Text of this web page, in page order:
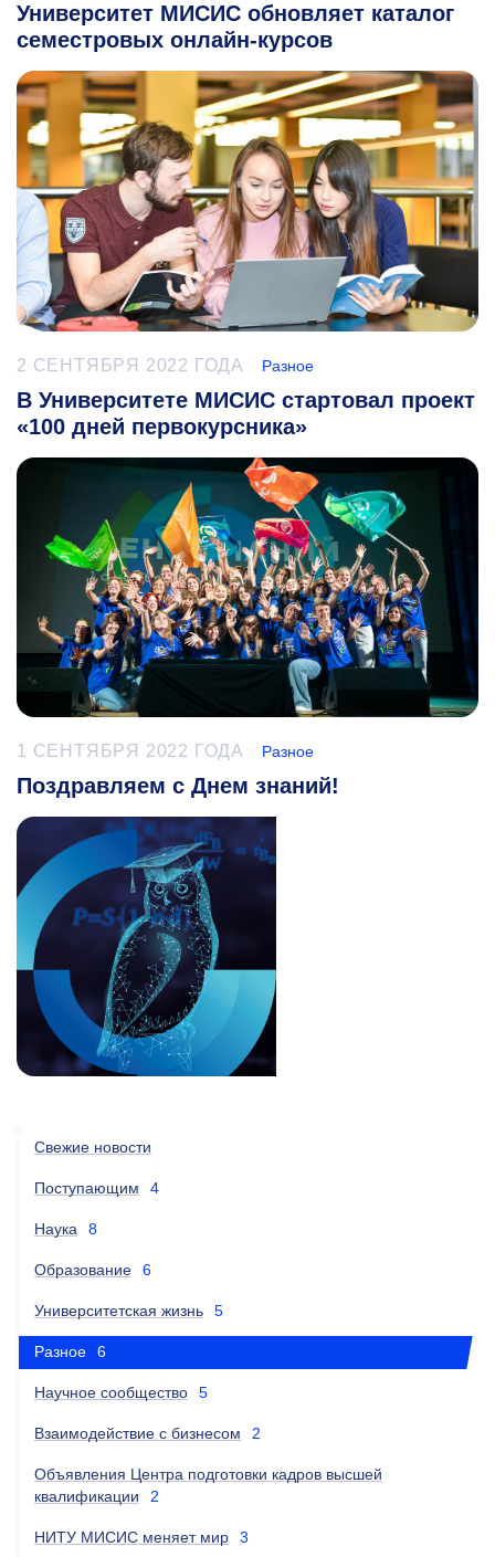
Университет МИСИС обновляет каталог
семестровых онлайн-курсов
2 СЕНТЯБРЯ 2022 ГОДА Разное
В Университете МИСИС стартовал проект
«100 дней первокурсника»
1 СЕНТЯБРЯ 2022 ГОДА Разное
Поздравляем с Днем знаний!
Свежие новости
Поступающим 4
Наука 8
Образование 6
Университетская жизнь 5
Разное 6
Научное сообщество 5
Взаимодействие с бизнесом 2
Объявления Центра подготовки кадров высшей
квалификации
2
НИТУ МИСИС меняет мир 3